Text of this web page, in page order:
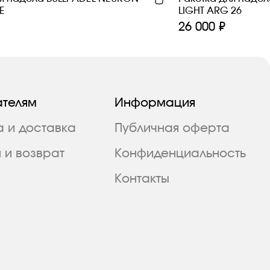
LIGHT ARG 26
26 000 ₽
и доставка
возврат
Информация
Публичная оферта
Конфиденциальность
Контакты